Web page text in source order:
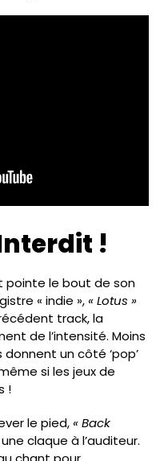
!
pointe le bout de son
« indie »,« Lotus »
track, la
de l’intensité. Moins
un côté ‘pop’
si les jeux de
!
le pied,« Back
claque à l’auditeur.